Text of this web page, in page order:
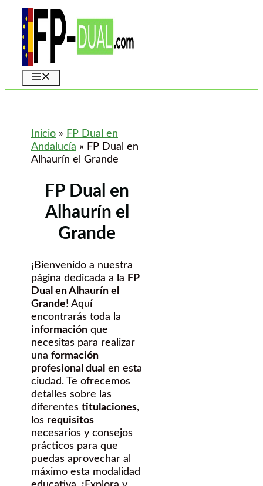
Saltar
contenido
Inicio » FP Dual en
Andalucía » FP Dual en
Alhaurín el Grande
FP Dual en
Alhaurín el
Grande
¡Bienvenido a nuestra
página dedicada a la FP
Dual en Alhaurín el
Grande! Aquí
encontrarás toda la
información que
necesitas para realizar
una formación
profesional dual en esta
ciudad. Te ofrecemos
detalles sobre las
diferentes titulaciones,
los requisitos
necesarios y consejos
prácticos para que
puedas aprovechar al
máximo esta modalidad